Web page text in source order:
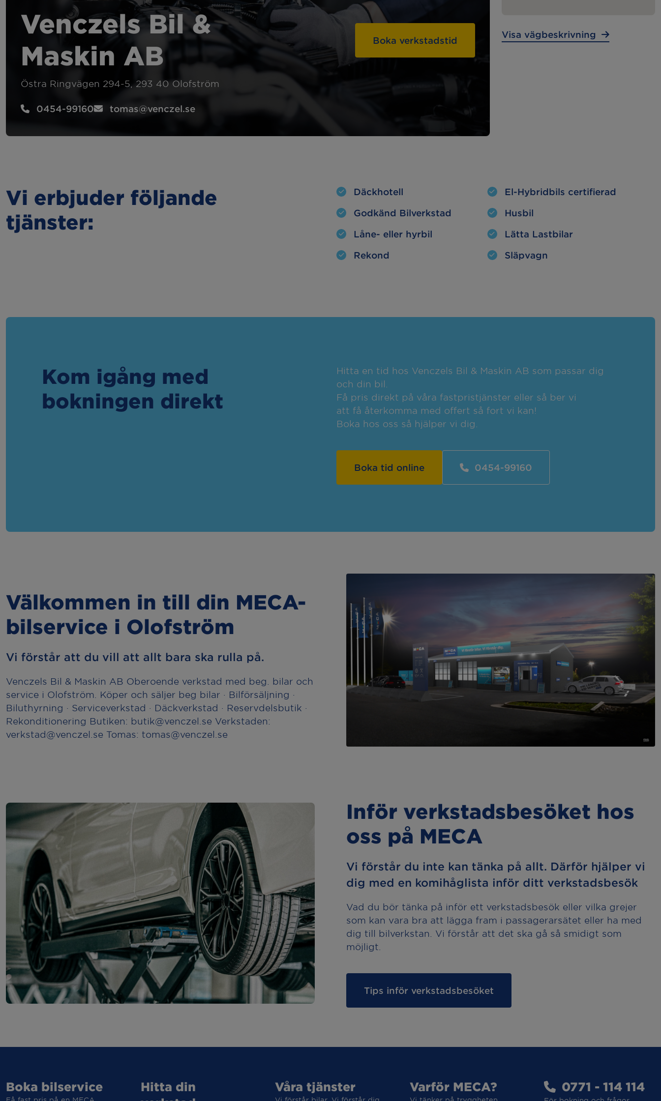
Felsökning Hjulinställning
service
Kamremsbyte Byta lampor Oljebyte
Semesterkontroll
Kupévärmare
Venczels Bil &
Maskin AB
Östra Ringvägen 294-5, 293 40 Olofström
0454-99160 tomas@venczel.se
Boka verkstadstid
Visa vägbeskrivning
Vi erbjuder följande
tjänster:
Däckhotell
El-Hybridbils certifierad
Godkänd Bilverkstad
Husbil
Låne- eller hyrbil
Lätta Lastbilar
Rekond
Släpvagn
Kom igång med
bokningen direkt
Hitta en tid hos Venczels Bil & Maskin AB som passar dig
och din bil.
Få pris direkt på våra fastpristjänster eller så ber vi
att få återkomma med offert så fort vi kan!
Boka hos oss så hjälper vi dig.
Boka tid online 0454-99160
Välkommen in till din MECA-
bilservice i Olofström
Vi förstår att du vill att allt bara ska rulla på.
Venczels Bil & Maskin AB Oberoende verkstad med beg. bilar och
service i Olofström. Köper och säljer beg bilar · Bilförsäljning ·
Biluthyrning · Serviceverkstad · Däckverkstad · Reservdelsbutik ·
Rekonditionering Butiken: butik@venczel.se Verkstaden:
verkstad@venczel.se Tomas: tomas@venczel.se
Inför verkstadsbesöket hos
oss på MECA
Vi förstår du inte kan tänka på allt. Därför hjälper vi
dig med en komihåglista inför ditt verkstadsbesök
Vad du bör tänka på inför ett verkstadsbesök eller vilka grejer
som kan vara bra att lägga fram i passagerarsätet eller ha med
dig till bilverkstan. Vi förstår att det ska gå så smidigt som
möjligt.
Tips inför verkstadsbesöket
Boka bilservice
Hitta din
Våra tjänster Varför MECA? 0771 - 114 114